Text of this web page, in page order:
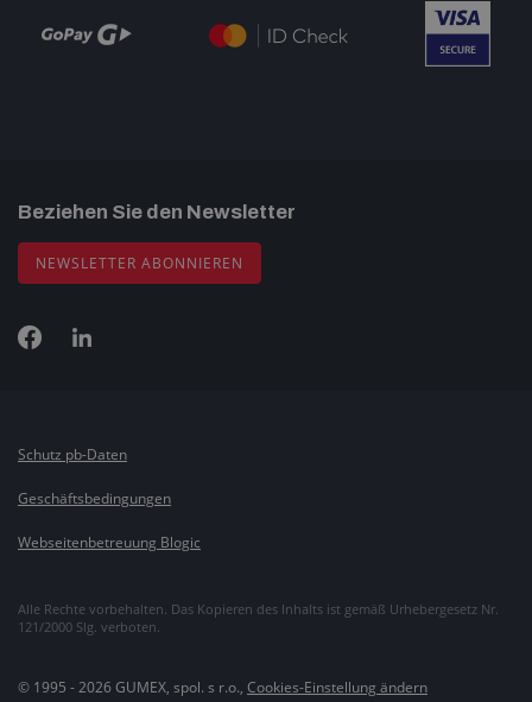
Beziehen Sie den Newsletter
NEWSLETTER ABONNIEREN
Alle Rechte vorbehalten. Das Kopieren des Inhalts ist gemäß Urhebergesetz Nr.
121/2000 Slg. verboten.
Schutz pb-Daten
Geschäftsbedingungen
Webseitenbetreuung Blogic
© 1995 - 2026 GUMEX, spol. s r.o., Cookies-Einstellung ändern